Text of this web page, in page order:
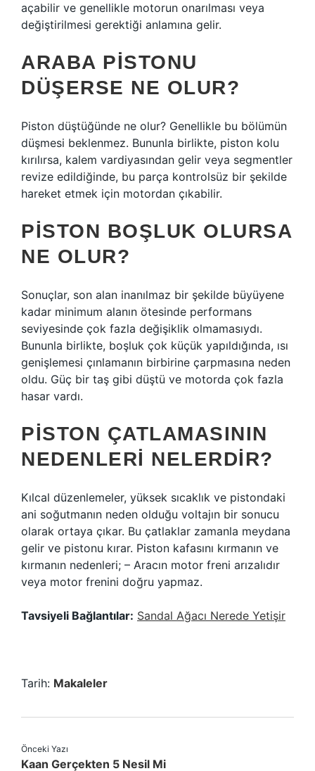
açabilir ve genellikle motorun onarılması veya
değiştirilmesi gerektiği anlamına gelir.
ARABA PISTONU
DÜŞERSE NE OLUR?
Piston düştüğünde ne olur? Genellikle bu bölümün
düşmesi beklenmez. Bununla birlikte, piston kolu
kırılırsa, kalem vardiyasından gelir veya segmentler
revize edildiğinde, bu parça kontrolsüz bir şekilde
hareket etmek için motordan çıkabilir.
PISTON BOŞLUK OLURSA
NE OLUR?
Sonuçlar, son alan inanılmaz bir şekilde büyüyene
kadar minimum alanın ötesinde performans
seviyesinde çok fazla değişiklik olmamasıydı.
Bununla birlikte, boşluk çok küçük yapıldığında, ısı
genişlemesi çınlamanın birbirine çarpmasına neden
oldu. Güç bir taş gibi düştü ve motorda çok fazla
hasar vardı.
PISTON ÇATLAMASININ
NEDENLERI NELERDIR?
Kılcal düzenlemeler, yüksek sıcaklık ve pistondaki
ani soğutmanın neden olduğu voltajın bir sonucu
olarak ortaya çıkar. Bu çatlaklar zamanla meydana
gelir ve pistonu kırar. Piston kafasını kırmanın ve
kırmanın nedenleri; – Aracın motor freni arızalıdır
veya motor frenini doğru yapmaz.
Tavsiyeli Bağlantılar: Sandal Ağacı Nerede Yetişir
Tarih: Makaleler
Önceki Yazı
Kaan Gerçekten 5 Nesil Mi